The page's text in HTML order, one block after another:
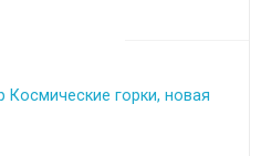
Космические горки, новая